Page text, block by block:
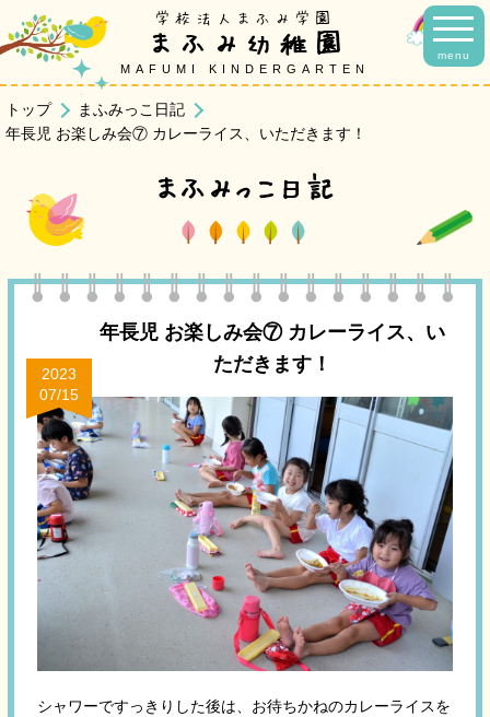
menu
学校法人まふみ学園
まふみ幼稚園
MAFUMI KINDERGARTEN
トップ
まふみっこ日記
年長児 お楽しみ会⑦ カレーライス、いただきます！
まふみっこ日記
年長児 お楽しみ会⑦ カレーライス、い
ただきます！
2023
07/15
シャワーですっきりした後は、お待ちかねのカレーライスを